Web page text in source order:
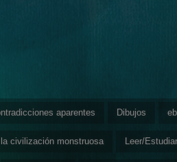
aparentes Dibujos
la civilización monstruosa Leer/Estudiar